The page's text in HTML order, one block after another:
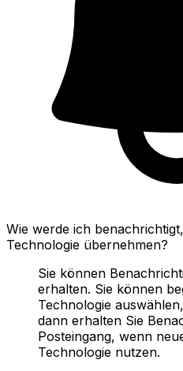
Wie werde ich
Technologie übernehmen?
Sie können
erhalten. Sie können
Technologie
dann erhalten Sie
Posteingang, wenn
Technologie nutzen.